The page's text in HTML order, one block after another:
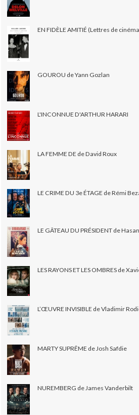
EN FIDÈLE AMITIÉ (Lettres de
GOUROU de Yann Gozlan
L'INCONNUE D'ARTHUR HARARI
LA FEMME DE de David Roux
LE CRIME DU 3e ÉTAGE de Rémi
LE GÂTEAU DU PRÉSIDENT de
LES RAYONS ET LES OMBRES de
L’ŒUVRE INVISIBLE de Vladimir
MARTY SUPRÊME de Josh Safdie
NUREMBERG de James Vanderbilt